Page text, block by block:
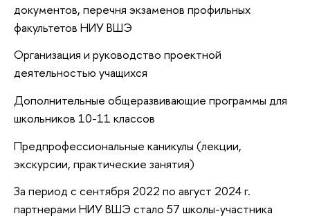
документов, перечня экзаменов профильных
факультетов НИУ ВШЭ
Организация и руководство проектной
деятельностью учащихся
Дополнительные общеразвивающие программы для
школьников 10-11 классов
Предпрофессиональные каникулы (лекции,
экскурсии, практические занятия)
За период с сентября 2022 по август 2024 г.
партнерами НИУ ВШЭ стало 57 школы-участника